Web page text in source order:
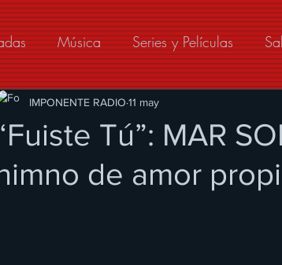
Música Series y Películas
Vida
Tú”: MAR
de amor
IMPONENTE RADIO 11 may